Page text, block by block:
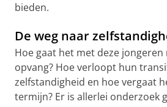
bieden.
De weg naar
Hoe gaat het met deze
opvang? Hoe verloopt hun
zelfstandigheid en hoe vergaat
termijn? Er is allerlei onderzoek